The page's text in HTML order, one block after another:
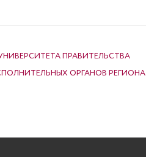
ПРАВИТЕЛЬСТВА
ОРГАНОВ РЕГИОНА